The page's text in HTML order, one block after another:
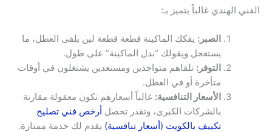
الفني الهندي غالباً يتميز بـ:
الصبر: يفكك الماكينة قطعة قطعة لين يلقى العطل، ما
يستعجل ويقولك “بدل الماكينة” على طول.
التوفر: تلقاهم متواجدين ومستعدين يشتغلون في أوقات
متأخرة أو في العطل.
الأسعار التنافسية: غالباً أسعارهم تكون معقولة مقارنة
بالشركات الكبرى، وتقدر تحصل أرخص فني تصليح
تكييف بالكويت (أسعار تنافسية) يقدم لك خدمة ممتازة.